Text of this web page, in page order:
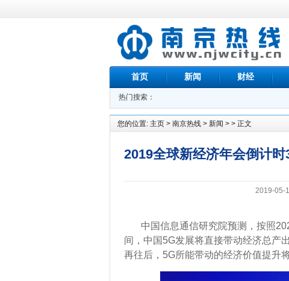
首页 新闻 财经
热门搜索：
您的位置: 主页 > 南京热线 > 新闻 > > 正文
2019全球新经济年会倒计
2019-05-
中国信息通信研究院预测，按照
间，中国5G发展将直接带动经济总产
再往后，5G所能带动的经济价值提升